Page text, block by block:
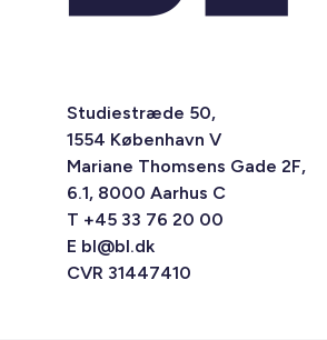
Studiestræde 50,
1554 København V
Mariane Thomsens Gade 2F,
6.1, 8000 Aarhus C
T +45 33 76 20 00
E bl@bl.dk
CVR 31447410